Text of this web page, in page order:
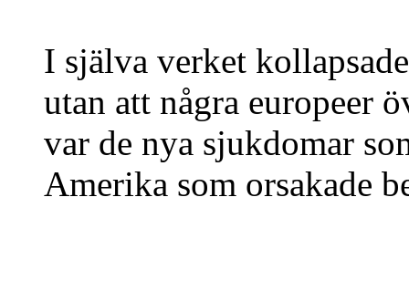
I själva verket
utan att några europeer
var de nya sjukdomar
Amerika som orsakade